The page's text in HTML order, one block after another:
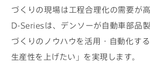
Chat
Information
About
note
DENSO HP
づくりの現場は工程合理化の需要が高
D-Seriesは、デンソーが自動車部品
づくりのノウハウを活用・自動化す
生産性を上げたい」を実現します。